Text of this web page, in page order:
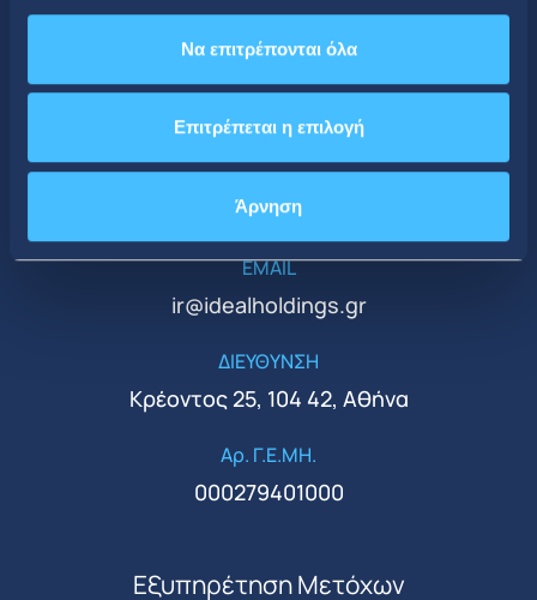
Να επιτρέπονται όλα
Επιτρέπεται η επιλογή
Άρνηση
Κεντρικά Γραφεία
ΤΗΛΕΦΩΝΟ
+30 210 51 93 500
EMAIL
ir@idealholdings.gr
ΔΙΕΥΘΥΝΣΗ
Κρέοντος 25, 104 42, Αθήνα
Αρ. Γ.Ε.ΜΗ.
000279401000
Εξυπηρέτηση Μετόχων